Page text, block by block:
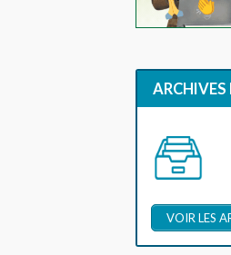
ARCHIVES
VOIR LES